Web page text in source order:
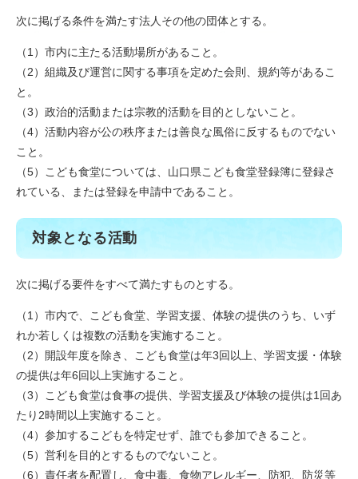
次に掲げる条件を満たす法人その他の団体とする。
（1）市内に主たる活動場所があること。
（2）組織及び運営に関する事項を定めた会則、規約等があるこ
と。
（3）政治的活動または宗教的活動を目的としないこと。
（4）活動内容が公の秩序または善良な風俗に反するものでない
こと。
（5）こども食堂については、山口県こども食堂登録簿に登録さ
れている、または登録を申請中であること。​
対象となる活動
次に掲げる要件をすべて満たすものとする。
（1）市内で、こども食堂、学習支援、体験の提供のうち、いず
れか若しくは複数の活動を実施すること。
（2）開設年度を除き、こども食堂は年3回以上、学習支援・体験
の提供は年6回以上実施すること。
（3）こども食堂は食事の提供、学習支援及び体験の提供は1回あ
たり2時間以上実施すること。
（4）参加するこどもを特定せず、誰でも参加できること。
（5）営利を目的とするものでないこと。
（6）責任者を配置し、食中毒、食物アレルギー、防犯、防災等